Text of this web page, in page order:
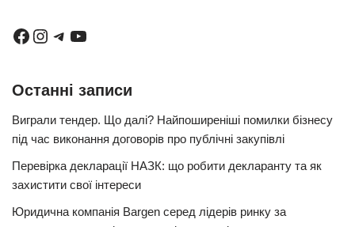
Останні записи
Виграли тендер. Що далі? Найпоширеніші помилки бізнесу
під час виконання договорів про публічні закупівлі
Перевірка декларації НАЗК: що робити декларанту та як
захистити свої інтереси
Юридична компанія Bargen серед лідерів ринку за